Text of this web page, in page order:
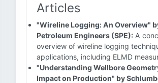
Articles
"Wireline Logging: An Overview"
Petroleum Engineers (SPE): A
overview of wireline logging
applications, including ELMD
"Understanding Wellbore
Impact on Production" by